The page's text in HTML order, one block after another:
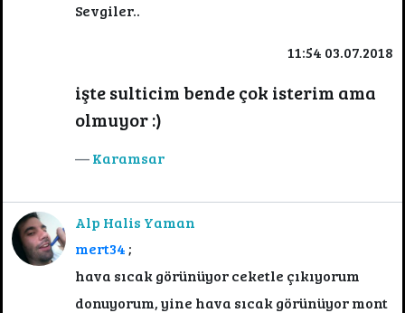
Sevgiler..
11:54 03.07.2018
işte sulticim bende çok isterim ama
olmuyor :)
Karamsar
Alp Halis Yaman
mert34 ;
hava sıcak görünüyor ceketle çıkıyorum
donuyorum, yine hava sıcak görünüyor mont